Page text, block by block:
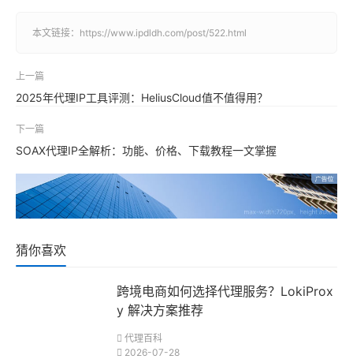
本文链接： https://www.ipdldh.com/post/522.html
上一篇
2025年代理IP工具评测：HeliusCloud值不值得用？
下一篇
SOAX代理IP全解析：功能、价格、下载教程一文掌握
猜你喜欢
跨境电商如何选择代理服务？LokiProx
y 解决方案推荐
代理百科
2026-07-28